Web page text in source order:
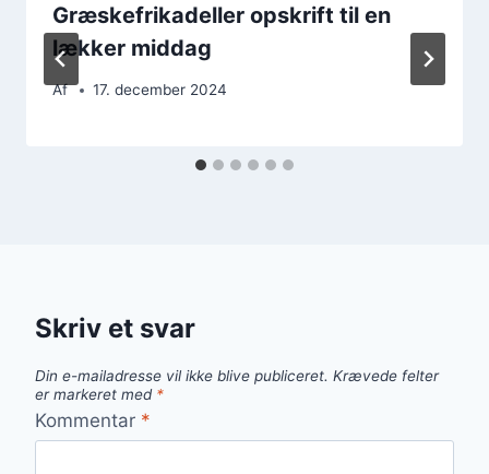
Græskefrikadeller opskrift til en
lækker middag
Af 17. december 2024
Skriv et svar
Din e-mailadresse vil ikke blive publiceret. Krævede felter
er markeret med *
Kommentar *